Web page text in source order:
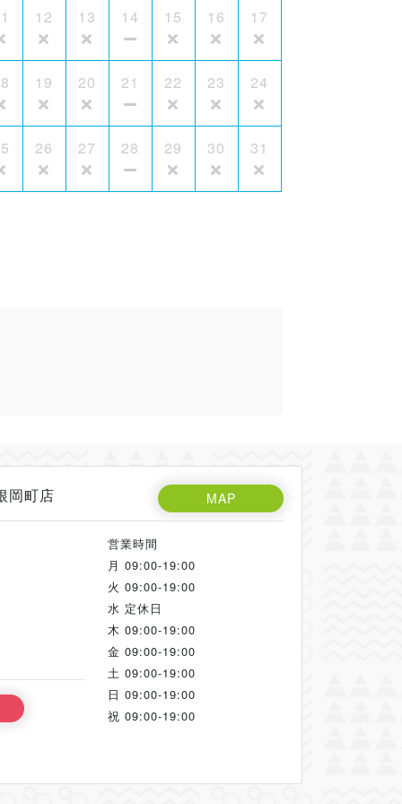
12 13 14 15 16 17
19 20 21 22 23 24
26 27 28 29 30 31
岡町店 MAP
営業時間
月 09:00-19:00
火 09:00-19:00
水 定休日
木 09:00-19:00
金 09:00-19:00
土 09:00-19:00
日 09:00-19:00
祝 09:00-19:00